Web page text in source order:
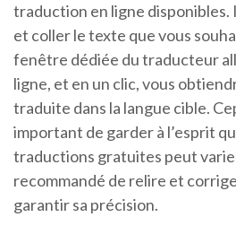
traduction en ligne
et coller le texte que vous
fenêtre dédiée du traducteur
ligne, et en un clic, vous
traduite dans la langue cible.
important de garder à l’esprit
traductions gratuites peut
recommandé de relire et
garantir sa précision.